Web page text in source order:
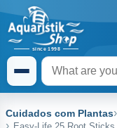
Cuidados com Plantas